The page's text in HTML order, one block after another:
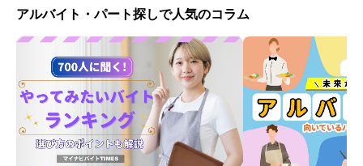
アルバイト・パート探しで人気のコラム